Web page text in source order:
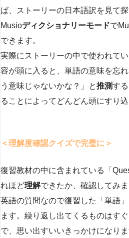
ば、ストーリーの日本語訳を見て
Musioディクショナリーモードで
できます。
実際にストーリーの中で使われて
容が頭に入ると、単語の意味を忘
う意味じゃないかな？」と推測す
ることによってどんどん頭にすり
＜理解度確認クイズで完璧に＞
復習教材の中に含まれている「
れほど理解できたか、確認してみま
英語の質問なので復習した「単語
ます。繰り返し出てくるものはす
で、思い出すいいきっかけになり